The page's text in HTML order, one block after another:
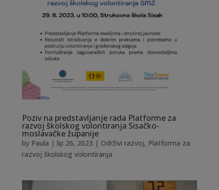
Poziv na predstavljanje rada Platforme za
razvoj školskog volontiranja Sisačko-
moslavačke županije
by Paula | lip 26, 2023 | Održivi razvoj, Platforma za
razvoj školskog volontiranja